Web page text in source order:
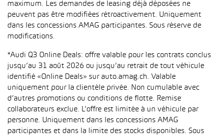
maximum. Les demandes de leasing déjà déposées ne
peuvent pas être modifiées rétroactivement. Uniquement
dans les concessions AMAG participantes. Sous réserve de
modifications.
*Audi Q3 Online Deals: offre valable pour les contrats conclus
jusqu’au 31 août 2026 ou jusqu’au retrait de tout véhicule
identifié «Online Deals» sur auto.amag.ch. Valable
uniquement pour la clientèle privée. Non cumulable avec
d’autres promotions ou conditions de flotte. Remise
collaborateurs exclue. L’offre est limitée à un véhicule par
personne. Uniquement dans les concessions AMAG
participantes et dans la limite des stocks disponibles. Sous